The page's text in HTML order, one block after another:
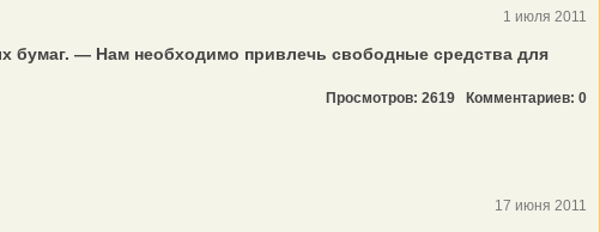
1 июля 2011
бумаг. — Нам необходимо привлечь свободные средства для
Просмотров: 2619 Комментариев: 0
17 июня 2011